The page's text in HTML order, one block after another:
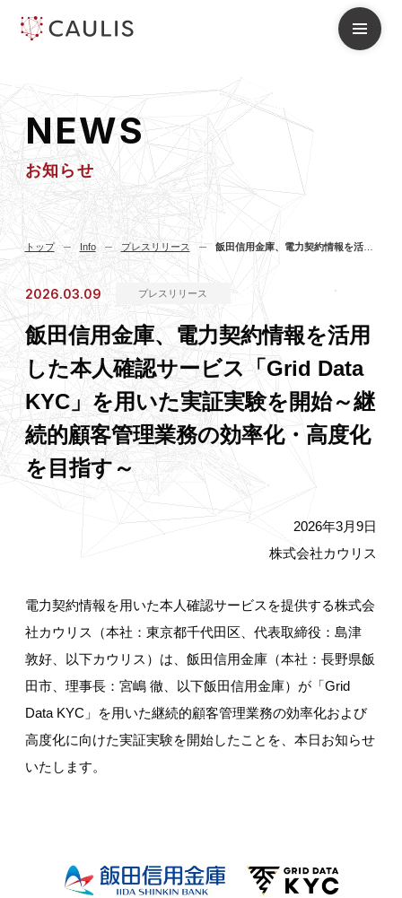
NEWS
お知らせ
トップ Info プレスリリース 飯田信用金庫、電力契約情報を活用した本人確認サービス「Grid Data KYC」を用いた実証実験を開始～継続的顧客管理業務の効率化・高度化を目指す～
2026.03.09 プレスリリース
飯田信用金庫、電力契約情報を活用
した本人確認サービス「Grid Data
KYC」を用いた実証実験を開始～継
続的顧客管理業務の効率化・高度化
を目指す～
2026年3月9日
株式会社カウリス
電力契約情報を用いた本人確認サービスを提供する株式会
社カウリス（本社：東京都千代田区、代表取締役：島津
敦好、以下カウリス）は、飯田信用金庫（本社：長野県飯
田市、理事長：宮嶋 徹、以下飯田信用金庫）が「Grid
Data KYC」を用いた継続的顧客管理業務の効率化および
高度化に向けた実証実験を開始したことを、本日お知らせ
いたします。